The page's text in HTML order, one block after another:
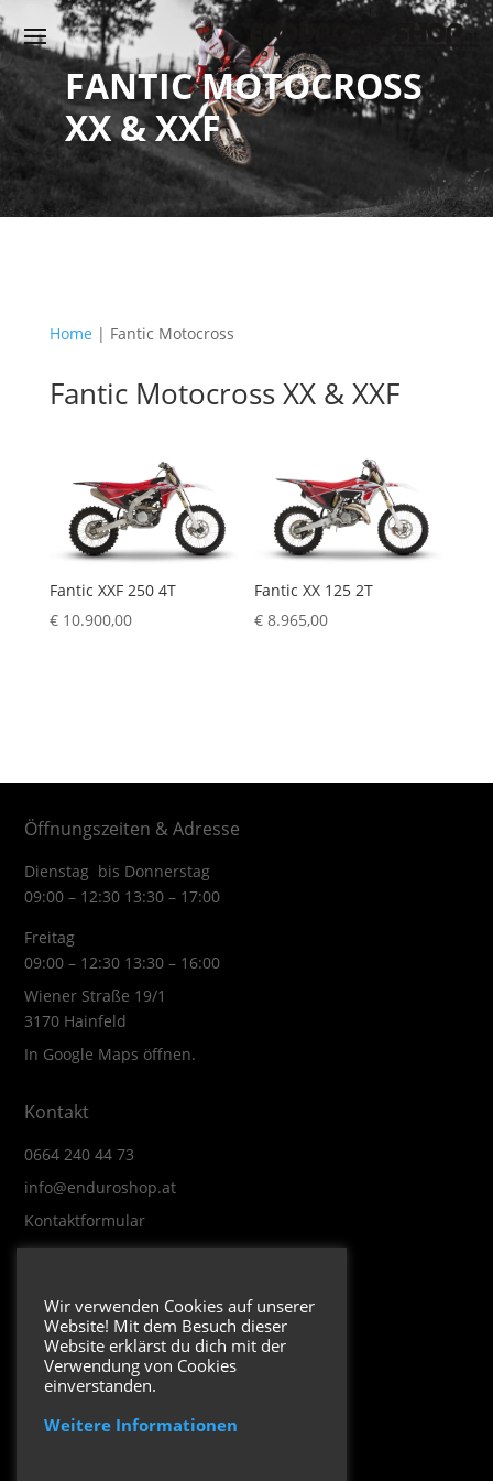
FANTIC MOTOCROSS
XX & XXF
Home | Fantic Motocross
Fantic Motocross XX & XXF
Fantic XXF 250 4T
€10.900,00
Fantic XX 125 2T
€ 8.965,00
Öffnungszeiten & Adresse
Dienstag bis Donnerstag
09:00 – 12:30 13:30 – 17:00
Freitag
09:00 – 12:30 13:30 – 16:00
Wiener Straße 19/1
3170 Hainfeld
In Google Maps öffnen.
Kontakt
0664 240 44 73
info@enduroshop.at
Kontaktformular
Impressum
Datenschutzerklärung
Folge uns
Wir verwenden Cookies auf unserer
Website! Mit dem Besuch dieser
Website erklärst du dich mit der
Verwendung von Cookies
einverstanden.
Weitere Informationen